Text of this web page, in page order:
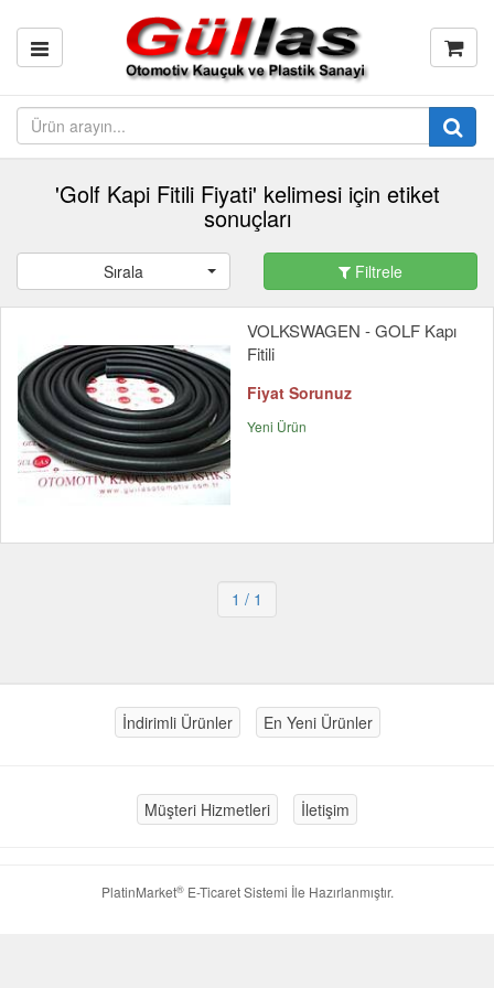
'Golf Kapi Fitili Fiyati' kelimesi için etiket
sonuçları
Sırala Filtrele
VOLKSWAGEN - GOLF Kapı
Fitili
Fiyat Sorunuz
Yeni Ürün
1 / 1
İndirimli Ürünler En Yeni Ürünler
Müşteri Hizmetleri İletişim
PlatinMarket®E-Ticaret Sistemi İle Hazırlanmıştır.